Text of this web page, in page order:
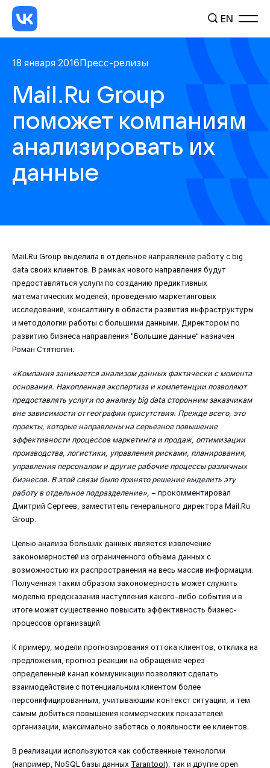
EN
18 января 2016 Пресс-релизы
Mail.Ru Group
поможет компаниям
анализировать их
данные
Mail.Ru Group выделила в отдельное направление работу с big
data своих клиентов. В рамках нового направления будут
предоставляться услуги по созданию предиктивных
математических моделей, проведению маркетинговых
исследований, консалтингу в области развития инфраструктуры
и методологии работы с большими данными. Директором по
развитию бизнеса направления "Большие данные" назначен
Роман Стятюгин.
«Компания занимается анализом данных фактически с момента
основания. Накопленная экспертиза и компетенции позволяют
предоставлять услуги по анализу big data сторонним заказчикам
вне зависимости от географии присутствия. Прежде всего, это
проекты, которые направлены на серьезное повышение
эффективности процессов маркетинга и продаж, оптимизации
производства, логистики, управления рисками, планирования,
управления персоналом и другие рабочие процессы различных
бизнесов. В этой связи было принято решение выделить эту
работу в отдельное подразделение», – прокомментировал
Дмитрий Сергеев, заместитель генерального директора Mail.Ru
Group.
Целью анализа больших данных является извлечение
закономерностей из ограниченного объема данных с
возможностью их распространения на весь массив информации.
Полученная таким образом закономерность может служить
моделью предсказания наступления какого-либо события и в
итоге может существенно повысить эффективность бизнес-
процессов организаций.
К примеру, модели прогнозирования оттока клиентов, отклика на
предложения, прогноз реакции на обращение через
определенный канал коммуникации позволяют cделать
взаимодействие с потенциальным клиентом более
персонифицированным, учитывающим контекст ситуации, и тем
самым добиться повышения коммерческих показателей
организации, максимально заботясь о лояльности ее клиентов.
В реализации используются как собственные технологии
(например, NoSQL базы данных Tarantool), так и другие open